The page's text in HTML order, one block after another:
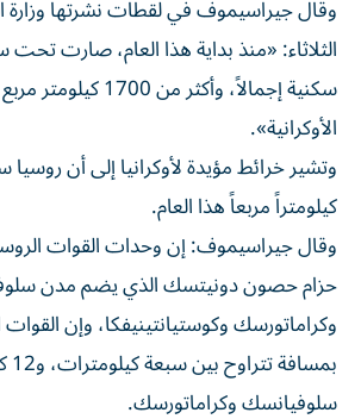
وقال جيراسيموف في لقطات نشرتها وزارة
سكنية إجمالاً، وأكثر ​من
الأوكرانية».
كيلومتراً مربعاً هذا العام.
وقال جيراسيموف: إن وحدات القوات
حزام حصون دونيتسك الذي يضم مدن
وكراماتورسك ​وكوستيانتينيفكا، وإن
‌سلوفيانسك وكراماتورسك.